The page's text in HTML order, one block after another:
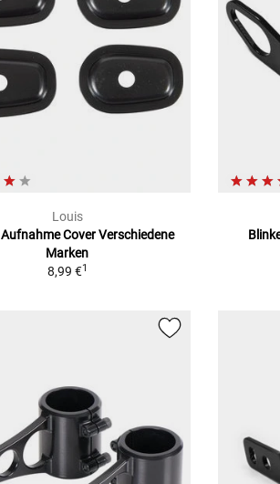
Louis
Cover Verschiedene
Marken
8,99 €1